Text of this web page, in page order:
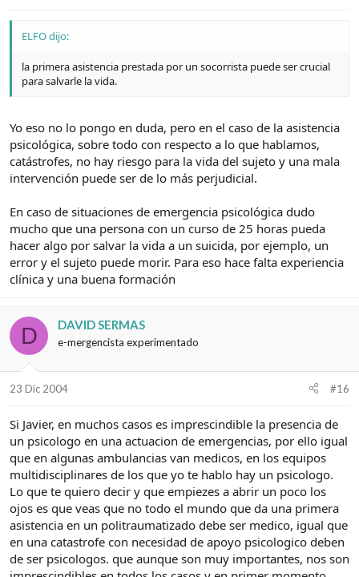
ELFO dijo:
la primera asistencia prestada por un socorrista puede ser crucial
para salvarle la vida.
Yo eso no lo pongo en duda, pero en el caso de la asistencia
psicológica, sobre todo con respecto a lo que hablamos,
catástrofes, no hay riesgo para la vida del sujeto y una mala
intervención puede ser de lo más perjudicial.
En caso de situaciones de emergencia psicológica dudo
mucho que una persona con un curso de 25 horas pueda
hacer algo por salvar la vida a un suicida, por ejemplo, un
error y el sujeto puede morir. Para eso hace falta experiencia
clínica y una buena formación
D DAVID SERMAS
e-mergencista experimentado
23 Dic 2004 #16
Si Javier, en muchos casos es imprescindible la presencia de
un psicologo en una actuacion de emergencias, por ello igual
que en algunas ambulancias van medicos, en los equipos
multidisciplinares de los que yo te hablo hay un psicologo.
Lo que te quiero decir y que empiezes a abrir un poco los
ojos es que veas que no todo el mundo que da una primera
asistencia en un politraumatizado debe ser medico, igual que
en una catastrofe con necesidad de apoyo psicologico deben
de ser psicologos. que aunque son muy importantes, nos son